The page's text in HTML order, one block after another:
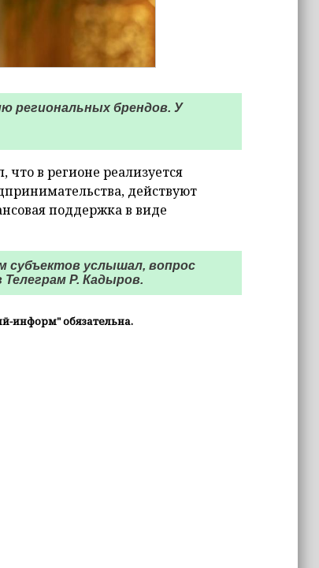
региональных брендов. У
что в регионе реализуется
действуют
поддержка в виде
субъектов услышал, вопрос
Р. Кадыров.
информ" обязательна.